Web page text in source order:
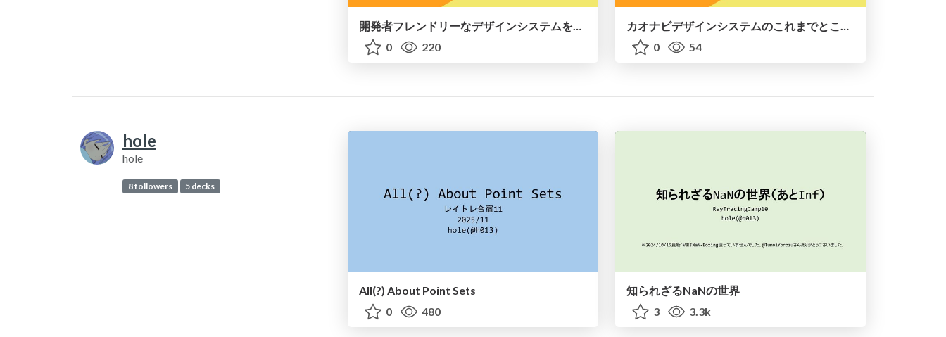
開発者フレンドリーなデザインシステムを支える技術
0
220
カオナビデザインシステムのこれまでとこれから
0
54
hole
hole
8 followers 5 decks
All(?) About Point Sets
0
480
知られざるNaNの世界
3
3.3k